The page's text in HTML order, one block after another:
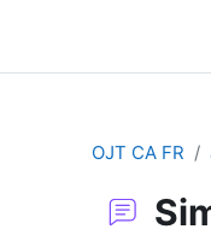
OJT CA FR